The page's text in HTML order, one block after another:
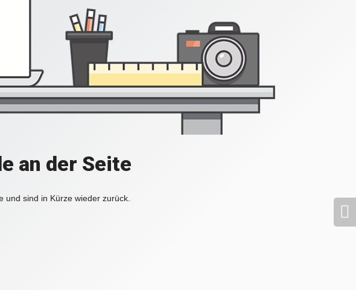
an der Seite
sind in Kürze wieder zurück.